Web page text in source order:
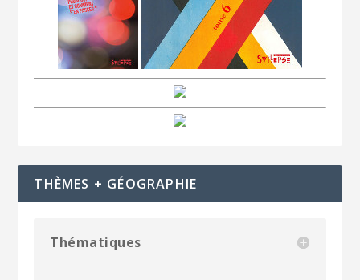
THÈMES + GÉOGRAPHIE
Thématiques